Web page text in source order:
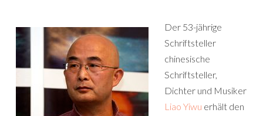
Der 53-jährige
Schriftsteller
chinesische
Schriftsteller,
Dichter und Musiker
Liao Yiwu erhält den